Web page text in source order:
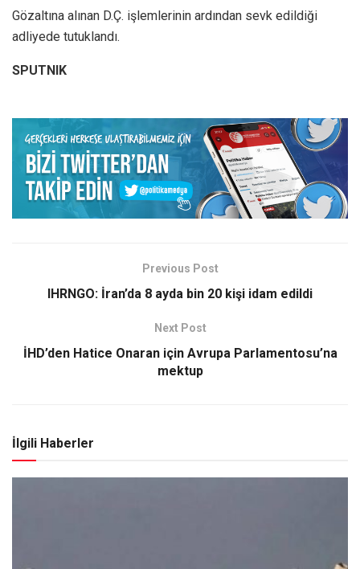
Gözaltına alınan D.Ç. işlemlerinin ardından sevk edildiği
adliyede tutuklandı.
SPUTNIK
Previous Post
IHRNGO: İran’da 8 ayda bin 20 kişi idam edildi
Next Post
İHD’den Hatice Onaran için Avrupa Parlamentosu’na
mektup
İlgili Haberler